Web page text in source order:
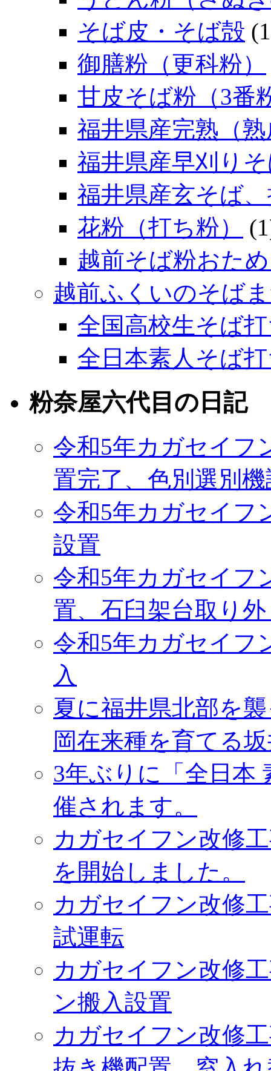
そば皮・そば殻
御膳粉（更科粉）
甘皮そば粉（3番
福井県産完熟（
福井県産早刈り
福井県産玄そば
花粉（打ち粉）
越前そば粉おた
越前ふくいのそば
全国高校生そば
全日本素人そば
粉奈屋六代目の日記
令和5年カガセイフ
置完了、色別選別
令和5年カガセイフ
設置
令和5年カガセイフ
置、石臼架台取り
令和5年カガセイフ
入
夏に福井県北部を
岡在来種を育てる
3年ぶりに「全日本
催されます。
カガセイフン改修
を開始しました。
カガセイフン改修
試運転
カガセイフン改修
ン搬入設置
カガセイフン改修